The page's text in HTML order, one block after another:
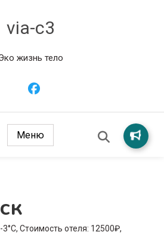
via-c3
жизнь тело
Меню
Стоимость отеля: 12500₽,